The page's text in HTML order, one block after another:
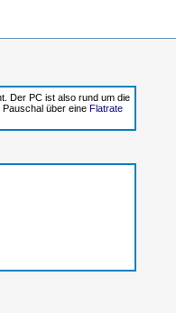
Der PC ist also rund um die
über eine Flatrate